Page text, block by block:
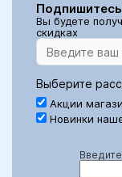
Вы будете
скидках
Выберите
Акции
Новинки